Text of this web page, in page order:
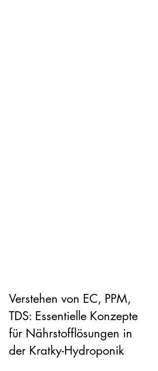
Verstehen von EC, PPM,
TDS: Essentielle Konzepte
für Nährstofflösungen in
der Kratky-Hydroponik